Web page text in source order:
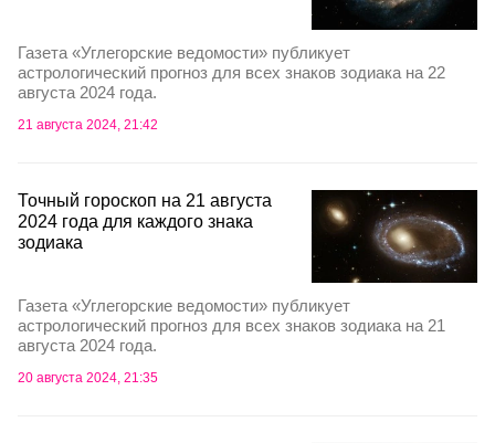
Газета «Углегорские ведомости» публикует
астрологический прогноз для всех знаков зодиака на 22
августа 2024 года.
21 августа 2024, 21:42
Точный гороскоп на 21 августа
2024 года для каждого знака
зодиака
Газета «Углегорские ведомости» публикует
астрологический прогноз для всех знаков зодиака на 21
августа 2024 года.
20 августа 2024, 21:35